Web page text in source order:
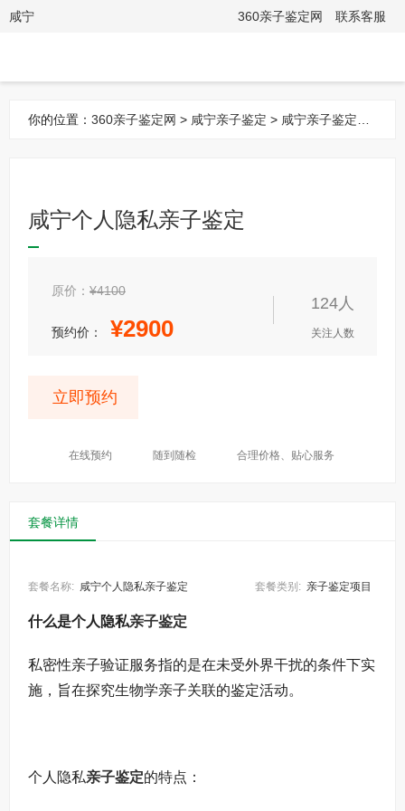
咸宁 360亲子鉴定网 联系客服
你的位置： 360亲子鉴定网 > 咸宁亲子鉴定 > 咸宁亲子鉴定项
咸宁个人隐私亲子鉴定
原价： ¥4100
预约价： ¥2900
124人
关注人数
立即预约
在线预约 随到随检 合理价格、贴心服务
套餐详情
套餐名称: 咸宁个人隐私亲子鉴定 套餐类别: 亲子鉴定项目
什么是个人隐私亲子鉴定
私密性亲子验证服务指的是在未受外界干扰的条件下实
施，旨在探究生物学亲子关联的鉴定活动。
个人隐私亲子鉴定的特点：